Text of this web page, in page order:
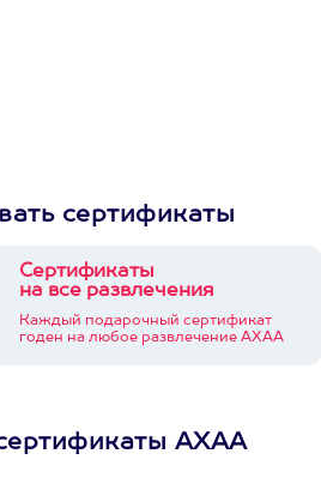
сертификаты
Сертификаты
на все развлечения
Каждый подарочный сертификат
годен на любое развлечение АХАА
АХАА